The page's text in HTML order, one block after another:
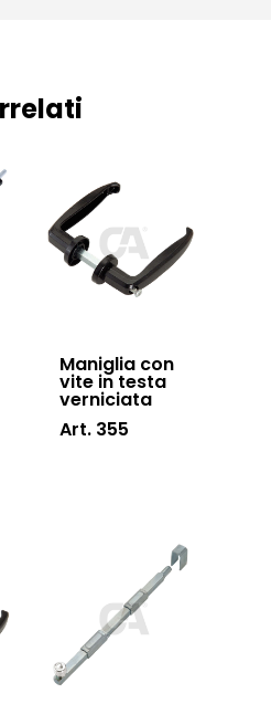
Maniglia con
vite in testa
verniciata
Art. 355